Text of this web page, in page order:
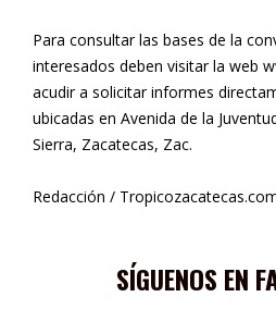
Para consultar las bases de la
interesados deben visitar la web
acudir a solicitar informes
ubicadas en Avenida de la
Sierra, Zacatecas, Zac.
Redacción /
SÍGUENOS EN